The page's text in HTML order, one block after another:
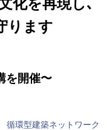
ります
を開催〜
循環型建築ネットワーク